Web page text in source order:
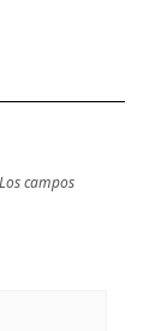
Los campos